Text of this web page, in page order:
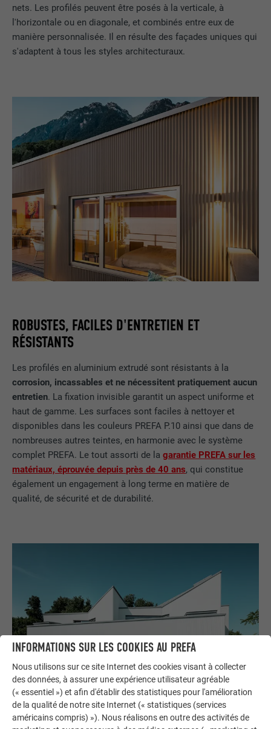
nets. Les profilés peuvent être posés à la verticale, à
l'horizontale ou en diagonale, et combinés entre eux de
manière personnalisée. Il en résulte des façades uniques qui
s'adaptent à tous les styles architecturaux.
ROBUSTES, FACILES D'ENTRETIEN ET
RÉSISTANTS
Les profilés en aluminium extrudé sont résistants à la
corrosion, incassables et ne nécessitent pratiquement aucun
entretien. La fixation invisible garantit un aspect uniforme et
haut de gamme. Les surfaces sont faciles à nettoyer et
disponibles dans les couleurs PREFA P.10 ainsi que dans de
nombreuses autres teintes, en harmonie avec le système
complet PREFA. Le tout assorti de lagarantie PREFA sur les
matériaux, éprouvée depuis près de 40 ans, qui constitue
également un engagement à long terme en matière de
qualité, de sécurité et de durabilité.
INFORMATIONS SUR LES COOKIES AU PREFA
Nous utilisons sur ce site Internet des cookies visant à collecter
des données, à assurer une expérience utilisateur agréable
(« essentiel ») et afin d'établir des statistiques pour l'amélioration
de la qualité de notre site Internet (« statistiques (services
américains compris) »). Nous réalisons en outre des activités de